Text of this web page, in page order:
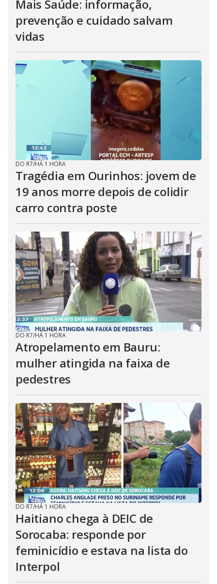
Mais Saúde: informação,
prevenção e cuidado salvam
vidas
DO R7/HÁ 1 HORA
Tragédia em Ourinhos: jovem de
19 anos morre depois de colidir
carro contra poste
DO R7/HÁ 1 HORA
Atropelamento em Bauru:
mulher atingida na faixa de
pedestres
DO R7/HÁ 1 HORA
Haitiano chega à DEIC de
Sorocaba: responde por
feminicídio e estava na lista do
Interpol